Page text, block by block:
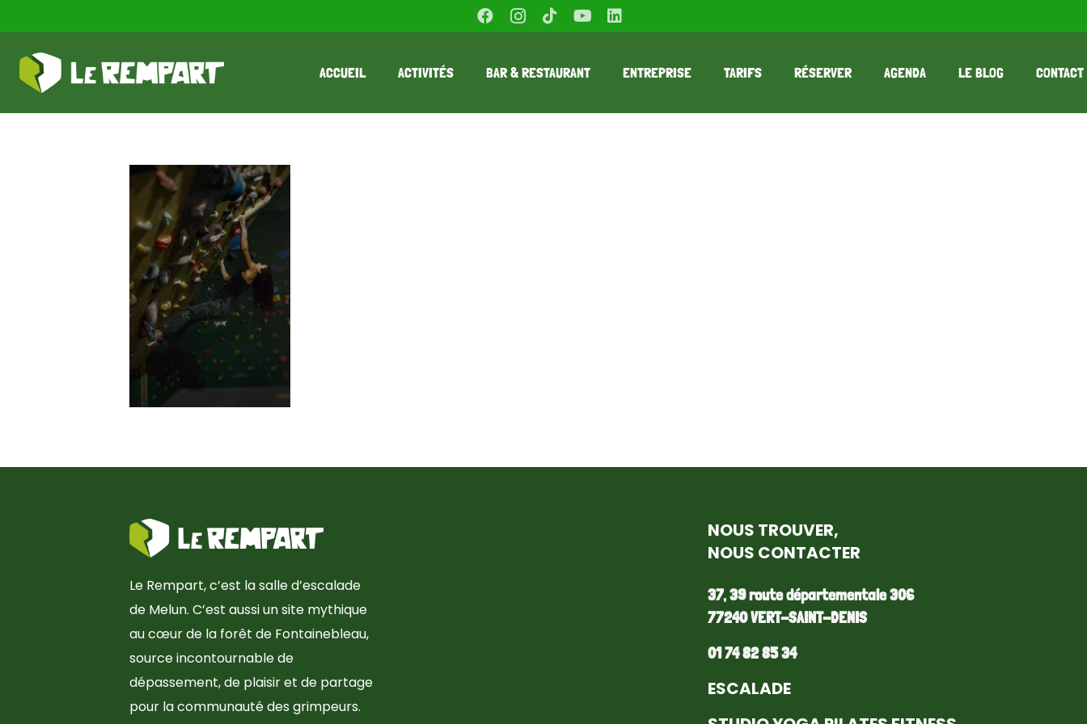
ACCUEIL ACTIVITÉS BAR & RESTAURANT ENTREPRISE TARIFS RÉSERVER AGENDA LE BLOG CONTACT
Le Rempart, c’est la salle d’escalade
de Melun. C’est aussi un site mythique
au cœur de la forêt de Fontainebleau,
source incontournable de
dépassement, de plaisir et de partage
pour la communauté des grimpeurs.
NOUS TROUVER,
NOUS CONTACTER
37, 39 route départementale 306
77240 VERT-SAINT-DENIS
01 74 82 85 34
ESCALADE